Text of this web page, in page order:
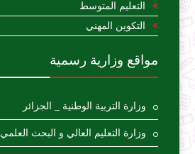
التعليم المتوسط
التكوين المهني
مواقع وزارية رسمية
وزارة التربية الوطنية _ الجزائر
وزارة التعليم العالي و البحث العلمي